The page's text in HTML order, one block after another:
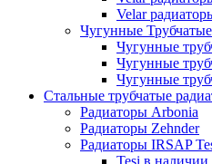
Velar
Чугунные
Чугунные
Чугунные
Чугунные
Стальные трубчатые
Радиаторы Arbonia
Радиаторы Zehnder
Радиаторы IRSAP
Tesi в наличии